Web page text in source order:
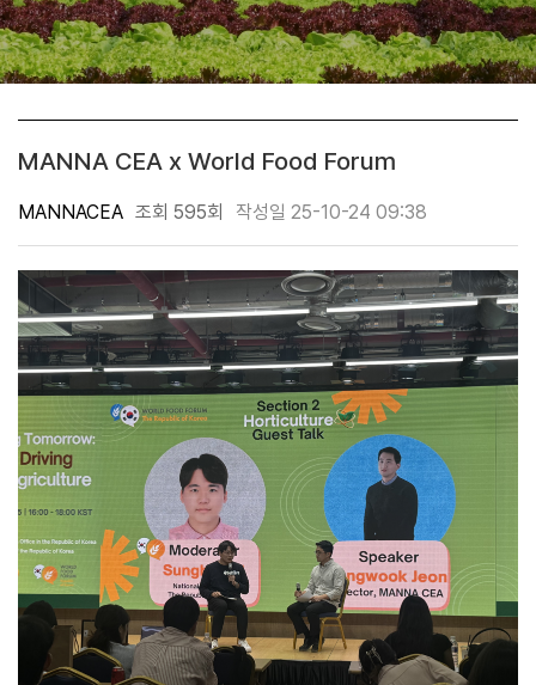
MANNA CEA x World Food Forum
MANNACEA 조회 595회 작성일 25-10-24 09:38